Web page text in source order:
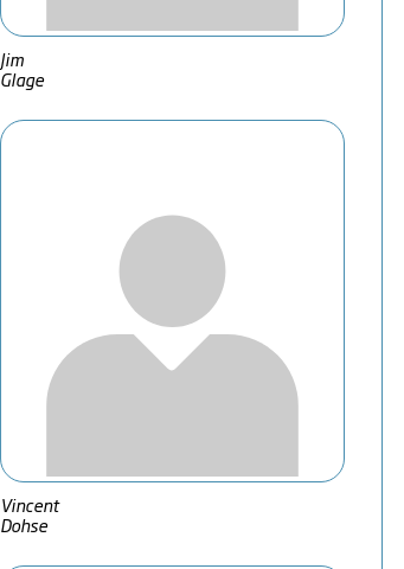
Jim
Glage
Vincent
Dohse